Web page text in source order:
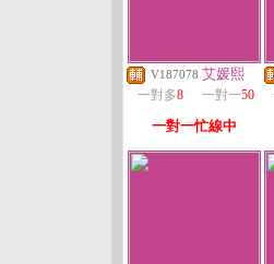
V187078 艾媛熙
一對多8 一對一50
一對一忙線中